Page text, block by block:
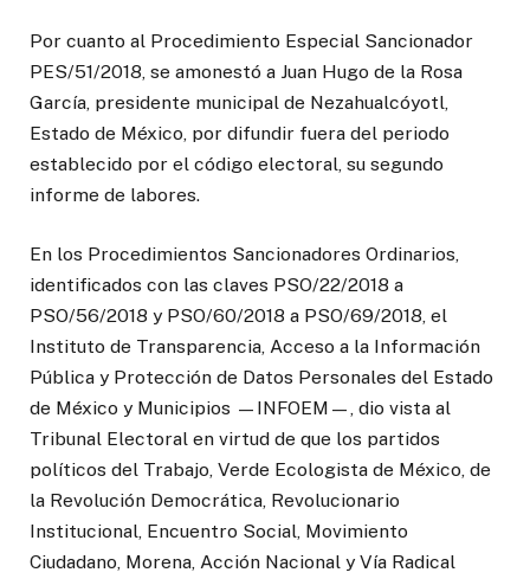
Por cuanto al Procedimiento Especial Sancionador
PES/51/2018, se amonestó a Juan Hugo de la Rosa
García, presidente municipal de Nezahualcóyotl,
Estado de México, por difundir fuera del periodo
establecido por el código electoral, su segundo
informe de labores.
En los Procedimientos Sancionadores Ordinarios,
identificados con las claves PSO/22/2018 a
PSO/56/2018 y PSO/60/2018 a PSO/69/2018, el
Instituto de Transparencia, Acceso a la Información
Pública y Protección de Datos Personales del Estado
de México y Municipios —INFOEM—, dio vista al
Tribunal Electoral en virtud de que los partidos
políticos del Trabajo, Verde Ecologista de México, de
la Revolución Democrática, Revolucionario
Institucional, Encuentro Social, Movimiento
Ciudadano, Morena, Acción Nacional y Vía Radical